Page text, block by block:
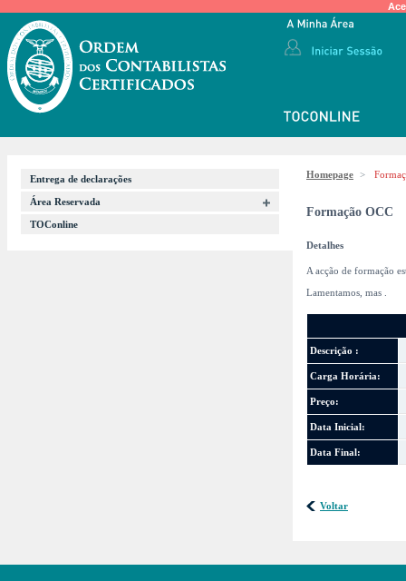
Entrega de declarações
Área Reservada
TOConline
Homepage >
Formação OCC
Detalhes
A acção de formação
Lamentamos, mas
Descrição :
Carga Horária:
Preço:
Data Inicial:
Data Final:
Voltar